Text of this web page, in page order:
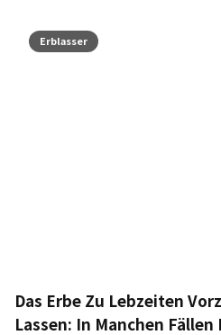
Erblasser
Das Erbe Zu Lebzeiten
Lassen: In Manchen Fällen